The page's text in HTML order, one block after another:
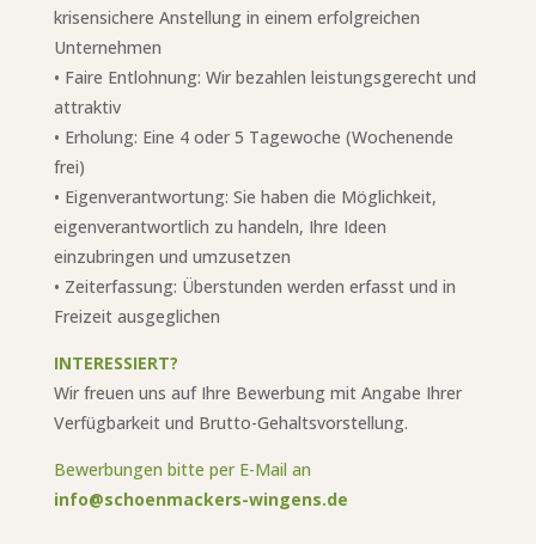
krisensichere Anstellung in einem erfolgreichen
Unternehmen
• Faire Entlohnung: Wir bezahlen leistungsgerecht und
attraktiv
• Erholung: Eine 4 oder 5 Tagewoche (Wochenende
frei)
• Eigenverantwortung: Sie haben die Möglichkeit,
eigenverantwortlich zu handeln, Ihre Ideen
einzubringen und umzusetzen
• Zeiterfassung: Überstunden werden erfasst und in
Freizeit ausgeglichen
INTERESSIERT?
Wir freuen uns auf Ihre Bewerbung mit Angabe Ihrer
Verfügbarkeit und Brutto-Gehaltsvorstellung.
Bewerbungen bitte per E-Mail an
info@schoenmackers-wingens.de